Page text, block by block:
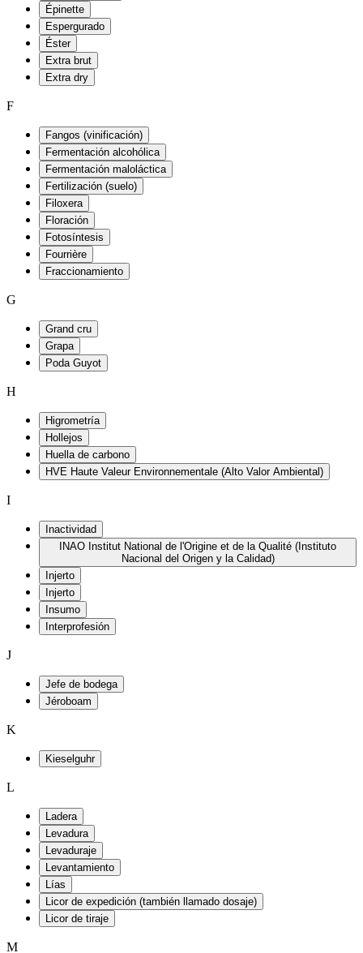
Épinette
Espergurado
Éster
Extra brut
Extra dry
F
Fangos (vinificación)
Fermentación alcohólica
Fermentación maloláctica
Fertilización (suelo)
Filoxera
Floración
Fotosíntesis
Fourrière
Fraccionamiento
G
Grand cru
Grapa
Poda Guyot
H
Higrometría
Hollejos
Huella de carbono
HVE Haute Valeur Environnementale (Alto Valor Ambiental)
I
Inactividad
INAO Institut National de l'Origine et de la Qualité (Instituto
Nacional del Origen y la Calidad)
Injerto
Injerto
Insumo
Interprofesión
J
Jefe de bodega
Jéroboam
K
Kieselguhr
L
Ladera
Levadura
Levaduraje
Levantamiento
Lías
Licor de expedición (también llamado dosaje)
Licor de tiraje
M